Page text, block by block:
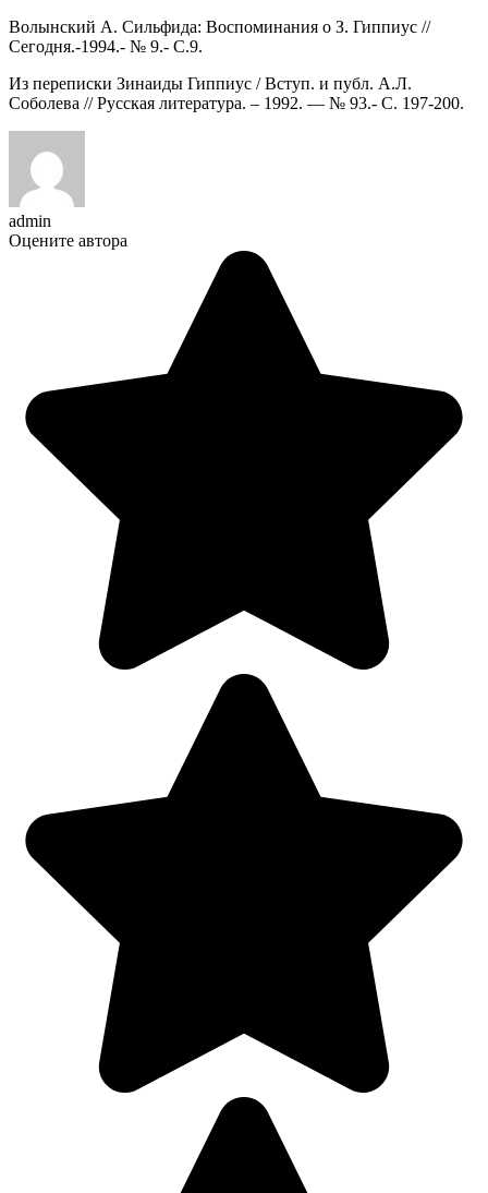
Волынский А. Сильфида: Воспоминания о З. Гиппиус //
Сегодня.-1994.- № 9.- С.9.
Из переписки Зинаиды Гиппиус / Вступ. и публ. А.Л.
Соболева // Русская литература. – 1992. — № 93.- C. 197-200.
admin
Оцените автора